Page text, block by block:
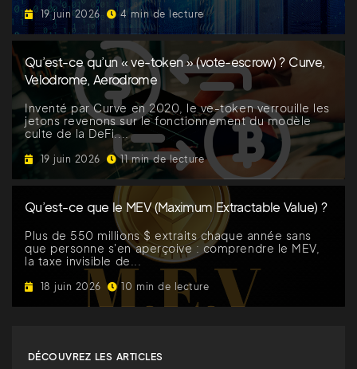
19 juin 2026 4 min de lecture
Qu’est-ce qu’un « ve-token » (vote-escrow) ? Curve,
Velodrome, Aerodrome
Inventé par Curve en 2020, le ve-token verrouille les
jetons revenons sur le fonctionnement du modèle
culte de la DeFi....
19 juin 2026 11 min de lecture
Qu’est-ce que le MEV (Maximum Extractable Value) ?
Plus de 550 millions $ extraits chaque année sans
que personne s'en aperçoive : comprendre le MEV,
la taxe invisible de...
18 juin 2026 10 min de lecture
DÉCOUVREZ LES ARTICLES